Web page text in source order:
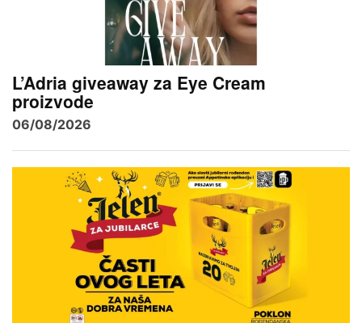
L’Adria giveaway za Eye Cream
proizvode
06/08/2026